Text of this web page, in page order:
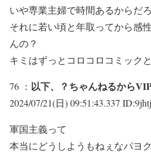
いや専業主婦で時間あるからだろ
それに若い頃と年取ってから感
んの？
キミはずっとコロコロコミック
76 ： 以下、？ちゃんねるから
2024/07/21(日) 09:51:43.337
軍国主義って
本当にどうしようもねぇなパヨ